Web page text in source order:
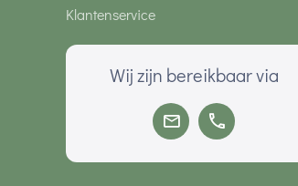
Klantenservice
Wij zijn bereikbaar via